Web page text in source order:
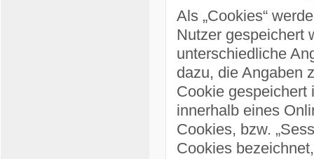
Als „Cookies“
Nutzer gespeichert
unterschiedliche
dazu, die Angaben
Cookie gespeichert
innerhalb eines
Cookies, bzw.
Cookies